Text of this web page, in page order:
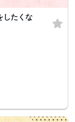
したくな